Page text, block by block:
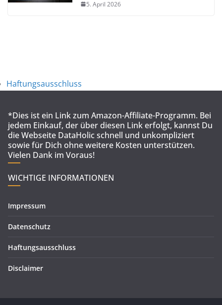
5. April 2026
Haftungsausschluss
*Dies ist ein Link zum Amazon-Affiliate-Programm. Bei
jedem Einkauf, der über diesen Link erfolgt, kannst Du
die Webseite DataHolic schnell und unkompliziert
sowie für Dich ohne weitere Kosten unterstützen.
Vielen Dank im Voraus!
WICHTIGE INFORMATIONEN
Impressum
Datenschutz
Haftungsausschluss
Disclaimer